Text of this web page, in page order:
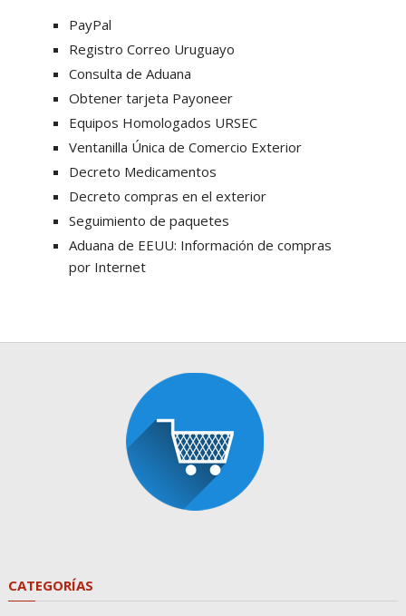
PayPal
Registro Correo Uruguayo
Consulta de Aduana
Obtener tarjeta Payoneer
Equipos Homologados URSEC
Ventanilla Única de Comercio Exterior
Decreto Medicamentos
Decreto compras en el exterior
Seguimiento de paquetes
Aduana de EEUU: Información de compras
por Internet
CATEGORÍAS